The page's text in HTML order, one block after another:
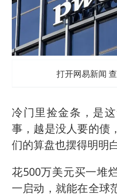
打开网易新闻
冷门里捡金条，是
事，越是没人要的债
们的算盘也摆得明明白
花500万美元买一堆
一启动，就能在全球